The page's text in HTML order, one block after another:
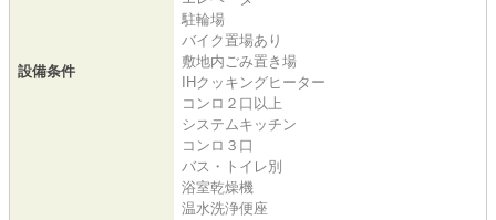
設備条件
駐輪場
バイク置場あり
敷地内ごみ置き場
IHクッキングヒーター
コンロ２口以上
システムキッチン
コンロ３口
バス・トイレ別
浴室乾燥機
温水洗浄便座